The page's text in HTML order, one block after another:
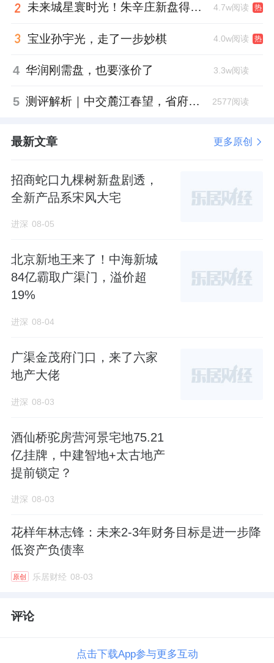
未来城星寰时光！朱辛庄新盘得房率创新高 4.7w阅读 热
宝业孙宇光，走了一步妙棋 4.0w阅读 热
4 华润刚需盘，也要涨价了 3.3w阅读
5 测评解析｜中交麓江春望，省府北的“高得房率”与“豪宅困局” 2577阅读
最新文章 更多原创
招商蛇口九棵树新盘剧透，
全新产品系宋风大宅
进深 08-05
北京新地王来了！中海新城
84亿霸取广渠门，溢价超
19%
进深 08-04
广渠金茂府门口，来了六家
地产大佬
进深 08-03
酒仙桥驼房营河景宅地75.21
亿挂牌，中建智地+太古地产
提前锁定？
进深 08-03
花样年林志锋：未来2-3年财务目标是进一步降
低资产负债率
原创 乐居财经 08-03
评论
点击下载App参与更多互动